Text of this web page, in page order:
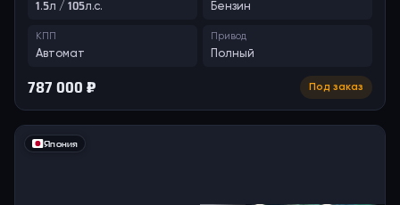
1.5л / 105л.с. Бензин
КПП
Автомат
Привод
Полный
787 000 ₽ Под заказ
Япония